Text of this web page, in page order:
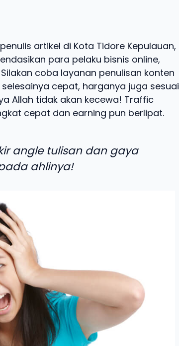
artikel di Kota Tidore Kepulauan,
para pelaku bisnis online,
coba layanan penulisan konten
cepat, harganya juga sesuai
Allah tidak akan kecewa! Traffic
cepat dan earning pun berlipat.
angle tulisan dan gaya
ahlinya!